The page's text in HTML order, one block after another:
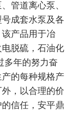
管道离心泵、
成套水泵及各
产品用于冶
脱硫，石油化
多年的努力奋
的每种规格产
，以合理的价
信任，安平鼎